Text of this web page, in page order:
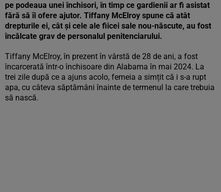
pe podeaua unei închisori, în timp ce gardienii ar fi asistat
fără să îi ofere ajutor. Tiffany McElroy spune că atât
drepturile ei, cât și cele ale fiicei sale nou-născute, au fost
încălcate grav de personalul penitenciarului.
Tiffany McElroy, în prezent în vârstă de 28 de ani, a fost
încarcerată într-o închisoare din Alabama în mai 2024. La
trei zile după ce a ajuns acolo, femeia a simțit că i s-a rupt
apa, cu câteva săptămâni înainte de termenul la care trebuia
să nască.